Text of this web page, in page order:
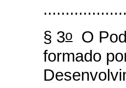
§ 3o
O
formado